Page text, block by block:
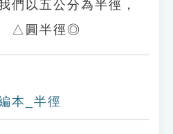
們以五公分為半徑，
△圓半徑◎
本_半徑